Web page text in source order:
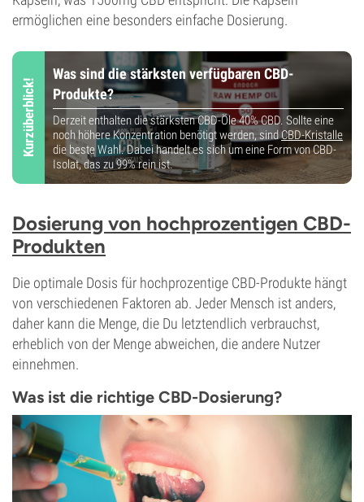
ermöglichen eine besonders einfache Dosierung.
Kurzüberblick!
Was sind die stärksten verfügbaren CBD-
Produkte?
Derzeit enthalten die stärksten CBD-Öle 40% CBD. Sollte eine
noch höhere Konzentration benötigt werden, sindCBD-Kristalle
die beste Wahl. Dabei handelt es sich um eine Form von CBD-
Isolat, das zu 99% rein ist.
Dosierung von hochprozentigen CBD-
Produkten
Die optimale Dosis für hochprozentige CBD-Produkte hängt
von verschiedenen Faktoren ab. Jeder Mensch ist anders,
daher kann die Menge, die Du letztendlich verbrauchst,
erheblich von der Menge abweichen, die andere Nutzer
einnehmen.
Was ist die richtige CBD-Dosierung?